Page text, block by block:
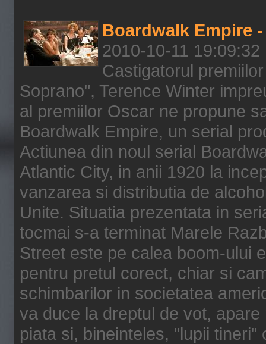
Boardwalk Empire
2010-10-11 19:09:32
Castigatorul
Soprano", Terence Winter
al premiilor Oscar ne propune
Boardwalk Empire, un serial
Actiunea din noul serial
Atlantic City, in anii 1920 la
vanzarea si distributia de
Unite. Situatia prezentata in
tocmai s-a terminat Marele
Street este pe calea boom-ului
pentru pretul corect, chiar si
schimbarilor in societatea
va duce la dreptul de vot,
piata si, bineinteles, "lupii